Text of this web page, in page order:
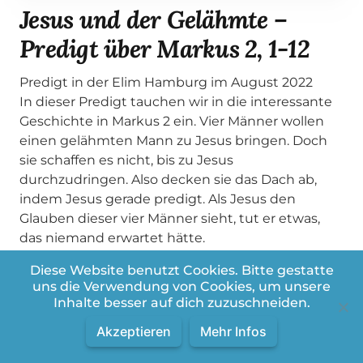
Jesus und der Gelähmte –
Predigt über Markus 2, 1-12
Predigt in der Elim Hamburg im August 2022
In dieser Predigt tauchen wir in die interessante
Geschichte in Markus 2 ein. Vier Männer wollen
einen gelähmten Mann zu Jesus bringen. Doch
sie schaffen es nicht, bis zu Jesus
durchzudringen. Also decken sie das Dach ab,
indem Jesus gerade predigt. Als Jesus den
Glauben dieser vier Männer sieht, tut er etwas,
das niemand erwartet hätte.
#heilung #vergebung
Diese Website benutzt Cookies. Bitte gestatte
uns die Verwendung von Cookies, um unsere
Inhalte besser auf dich zuzuschneiden.
Akzeptieren Mehr Infos